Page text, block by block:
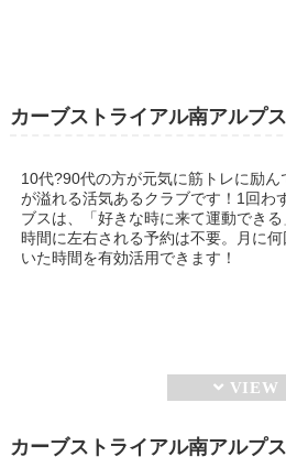
カーブストライアル南アルプ
10代?90代の方が元気に筋トレに励
が溢れる活気あるクラブです！1回わ
ブスは、「好きな時に来て運動できる
時間に左右される予約は不要。月に
いた時間を有効活用できます！
カーブストライアル南アルプ